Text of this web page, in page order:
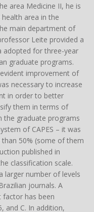
area Medicine II, he is
area in the
main department of
Leite provided a
adopted for three-year
graduate programs.
improvement of
necessary to increase
in order to better
them in terms of
the graduate programs
of CAPES – it was
50% (some of them
published in
classification scale.
larger number of levels
journals. A
factor has been
and C. In addition,